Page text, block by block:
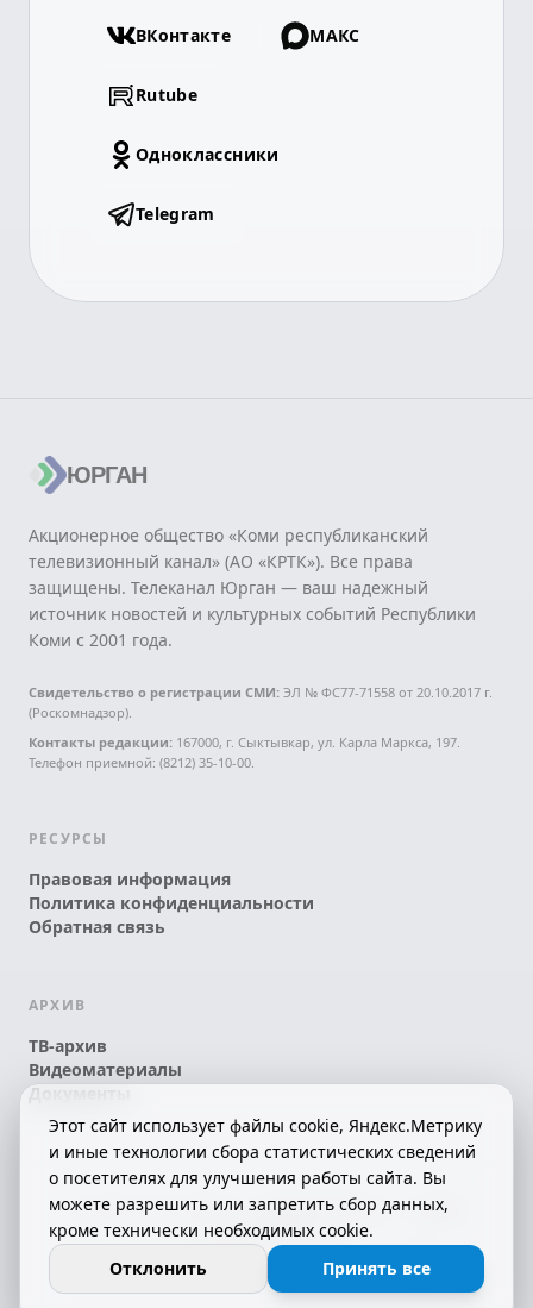
ВКонтакте МАКС
Rutube
Одноклассники
Telegram
ЮРГАН
Акционерное общество «Коми республиканский
телевизионный канал» (АО «КРТК»). Все права
защищены. Телеканал Юрган — ваш надежный
источник новостей и культурных событий Республики
Коми с 2001 года.
Свидетельство о регистрации СМИ: ЭЛ № ФС77-71558 от 20.10.2017 г.
(Роскомнадзор).
Контакты редакции: 167000, г. Сыктывкар, ул. Карла Маркса, 197.
Телефон приемной: (8212) 35-10-00.
РЕСУРСЫ
Правовая информация
Политика конфиденциальности
Обратная связь
АРХИВ
ТВ-архив
Видеоматериалы
Документы
© 2026 АО «КРТК» • КОМИ ЙÖЗЛЫ — КОМИ
ТЕЛЕКАНАЛ!
СДЕЛАНО С ЛЮБОВЬЮ К РЕСПУБЛИКЕ КОМИ
16+
Этот сайт использует файлы cookie, Яндекс.Метрику
и иные технологии сбора статистических сведений
о посетителях для улучшения работы сайта. Вы
можете разрешить или запретить сбор данных,
кроме технически необходимых cookie.
Отклонить
Принять все